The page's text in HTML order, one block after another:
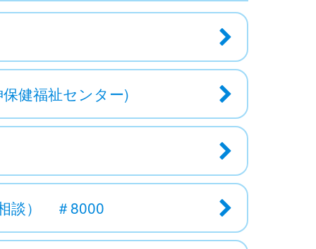
健福祉センター)
談） ＃8000